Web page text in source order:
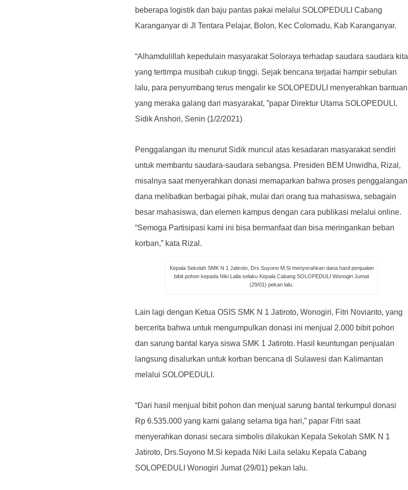
beberapa logistik dan baju pantas pakai melalui SOLOPEDULI Cabang
Karanganyar di Jl Tentara Pelajar, Bolon, Kec Colomadu, Kab Karanganyar.
“Alhamdulillah kepedulain masyarakat Soloraya terhadap saudara saudara kita
yang tertimpa musibah cukup tinggi. Sejak bencana terjadai hampir sebulan
lalu, para penyumbang terus mengalir ke SOLOPEDULI menyerahkan bantuan
yang meraka galang dari masyarakat, ”papar Direktur Utama SOLOPEDULI,
Sidik Anshori, Senin (1/2/2021)
Penggalangan itu menurut Sidik muncul atas kesadaran masyarakat sendiri
untuk membantu saudara-saudara sebangsa. Presiden BEM Unwidha, Rizal,
misalnya saat menyerahkan donasi memaparkan bahwa proses penggalangan
dana melibatkan berbagai pihak, mulai dari orang tua mahasiswa, sebagain
besar mahasiswa, dan elemen kampus dengan cara publikasi melalui online.
“Semoga Partisipasi kami ini bisa bermanfaat dan bisa meringankan beban
korban,” kata Rizal.
Kepala Sekolah SMK N 1 Jatiroto, Drs.Suyono M.Si menyerahkan dana hasil penjualan
bibit pohon kepada Niki Laila selaku Kepala Cabang SOLOPEDULI Wonogiri Jumat
(29/01) pekan lalu.
Lain lagi dengan Ketua OSIS SMK N 1 Jatiroto, Wonogiri, Fitri Novianto, yang
bercerita bahwa untuk mengumpulkan donasi ini menjual 2.000 bibit pohon
dan sarung bantal karya siswa SMK 1 Jatiroto. Hasil keuntungan penjualan
langsung disalurkan untuk korban bencana di Sulawesi dan Kalimantan
melalui SOLOPEDULI.
“Dari hasil menjual bibit pohon dan menjual sarung bantal terkumpul donasi
Rp 6.535.000 yang kami galang selama tiga hari,” papar Fitri saat
menyerahkan donasi secara simbolis dilakukan Kepala Sekolah SMK N 1
Jatiroto, Drs.Suyono M.Si kepada Niki Laila selaku Kepala Cabang
SOLOPEDULI Wonogiri Jumat (29/01) pekan lalu.